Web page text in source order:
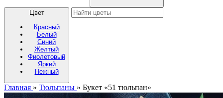
Цвет
Красный
Белый
Синий
Желтый
Фиолетовый
Яркий
Нежный
Главная » Тюльпаны » Букет «51 тюльпан»